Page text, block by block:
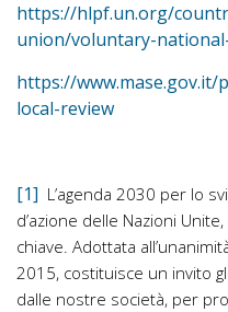
https://hlpf.un.org/
union/voluntary-
https://
local-review
[1] L’agenda 2030 per lo
d’azione delle Nazioni
chiave. Adottata
2015, costituisce un invito
dalle nostre società, per